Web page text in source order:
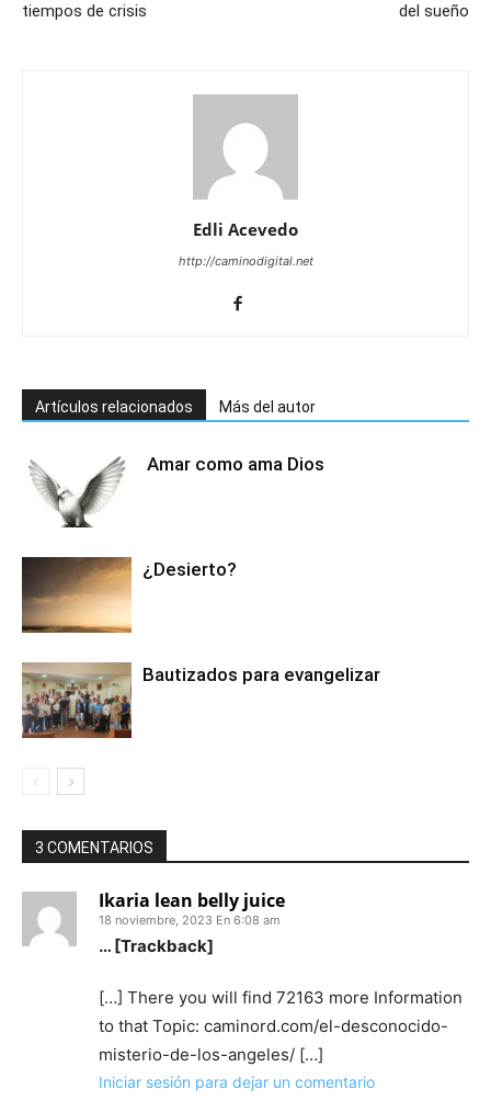
tiempos de crisis
del sueño
Edli Acevedo
http://caminodigital.net
Artículos relacionados Más del autor
Amar como ama Dios
¿Desierto?
Bautizados para evangelizar
3 COMENTARIOS
Ikaria lean belly juice
18 noviembre, 2023 En 6:08 am
… [Trackback]
[…] There you will find 72163 more Information
to that Topic: caminord.com/el-desconocido-
misterio-de-los-angeles/ […]
Iniciar sesión para dejar un comentario